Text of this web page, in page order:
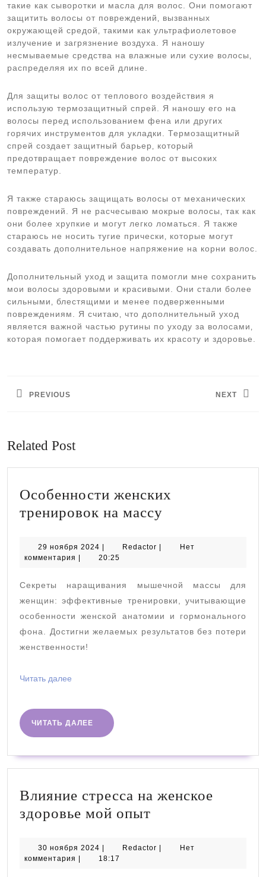
такие как сыворотки и масла для волос. Они помогают
защитить волосы от повреждений‚ вызванных
окружающей средой‚ такими как ультрафиолетовое
излучение и загрязнение воздуха. Я наношу
несмываемые средства на влажные или сухие волосы‚
распределяя их по всей длине.
Для защиты волос от теплового воздействия я
использую термозащитный спрей. Я наношу его на
волосы перед использованием фена или других
горячих инструментов для укладки. Термозащитный
спрей создает защитный барьер‚ который
предотвращает повреждение волос от высоких
температур.
Я также стараюсь защищать волосы от механических
повреждений. Я не расчесываю мокрые волосы‚ так как
они более хрупкие и могут легко ломаться. Я также
стараюсь не носить тугие прически‚ которые могут
создавать дополнительное напряжение на корни волос.
Дополнительный уход и защита помогли мне сохранить
мои волосы здоровыми и красивыми. Они стали более
сильными‚ блестящими и менее подверженными
повреждениям. Я считаю‚ что дополнительный уход
является важной частью рутины по уходу за волосами‚
которая помогает поддерживать их красоту и здоровье.
записям
PREVIOUS NEXT
Related Post
Особенности женских
тренировок на массу
тренировок
массу
29 ноября 2024 29
ноября
Redactor Redactor
Нет
комментария
20:25
Секреты наращивания мышечной массы для
женщин: эффективные тренировки, учитывающие
особенности женской анатомии и гормонального
фона. Достигни желаемых результатов без потери
женственности!
Читать далее
ЧИТАТЬ ДАЛЕЕ
ЧИТАТЬ
ДАЛЕЕ
Влияние стресса на женское
здоровье мой опыт
на
30 ноября 2024 30
ноября
Redactor Redactor
Нет
комментария
18:17